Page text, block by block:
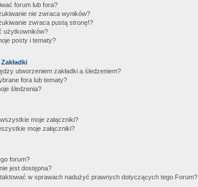
forum lub fora?
nie zwraca wyników?
zwraca pustą stronę!?
użytkowników?
posty i tematy?
utworzeniem zakładki a śledzeniem?
fora lub tematy?
śledzenia?
moje załączniki?
moje załączniki?
forum?
jest dostępna?
w sprawach nadużyć prawnych dotyczących tego Forum?